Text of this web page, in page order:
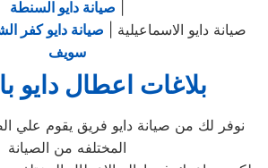
صيانة دايو السنطة
صيانة دايو الاسماعيلية | صيانة دايو كفر
سويف
بلاغات اعطال دايو
نوفر لك من صيانة دايو فريق يقوم علي
المختلفه من الصيانة